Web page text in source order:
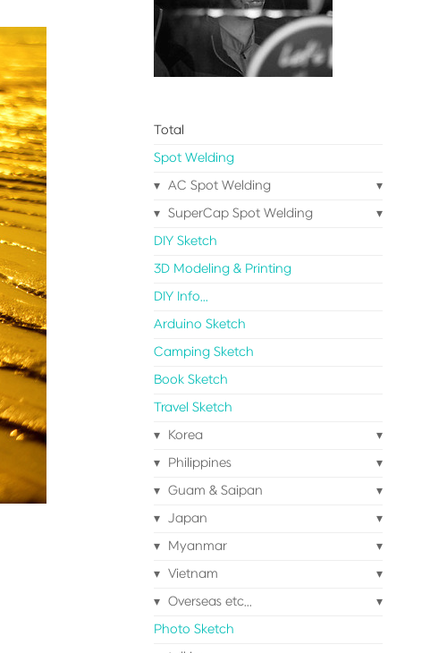
Total
Spot Welding
AC Spot Welding
SuperCap Spot Welding
DIY Sketch
3D Modeling & Printing
DIY Info...
Arduino Sketch
Camping Sketch
Book Sketch
Travel Sketch
Korea
Philippines
Guam & Saipan
Japan
Myanmar
Vietnam
Overseas etc...
Photo Sketch